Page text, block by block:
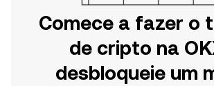
Comece a fazer o
de cripto na
desbloqueie um